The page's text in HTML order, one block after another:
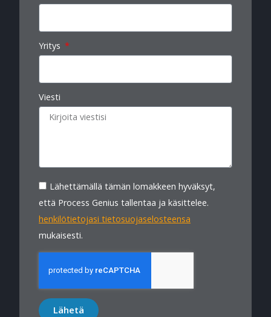
Yritys
Viesti
Lähettämällä tämän lomakkeen hyväksyt,
että Process Genius tallentaa ja käsittelee.
henkilötietojasi tietosuojaselosteensa
mukaisesti.
Lähetä